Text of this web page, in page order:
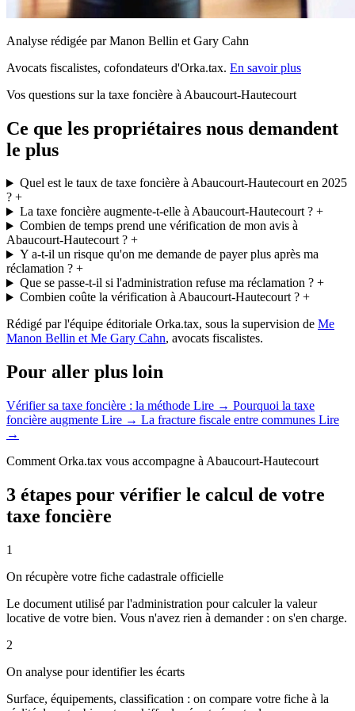
Analyse rédigée par Manon Bellin et Gary Cahn
Avocats fiscalistes, cofondateurs d'Orka.tax. En savoir plus
Vos questions sur la taxe foncière à Abaucourt-Hautecourt
Ce que les propriétaires nous demandent
le plus
Quel est le taux de taxe foncière à Abaucourt-Hautecourt en 2025
? +
La taxe foncière augmente-t-elle à Abaucourt-Hautecourt ?+
Combien de temps prend une vérification de mon avis à
Abaucourt-Hautecourt ? +
Y a-t-il un risque qu'on me demande de payer plus après ma
réclamation ? +
Que se passe-t-il si l'administration refuse ma réclamation ?+
Combien coûte la vérification à Abaucourt-Hautecourt ?+
Rédigé par l'équipe éditoriale Orka.tax, sous la supervision de Me
Manon Bellin et Me Gary Cahn, avocats fiscalistes.
Pour aller plus loin
Vérifier sa taxe foncière : la méthode Lire → Pourquoi la taxe
foncière augmente Lire → La fracture fiscale entre communes Lire
→
Comment Orka.tax vous accompagne à Abaucourt-Hautecourt
3 étapes pour vérifier le calcul de votre
taxe foncière
1
On récupère votre fiche cadastrale officielle
Le document utilisé par l'administration pour calculer la valeur
locative de votre bien. Vous n'avez rien à demander : on s'en charge.
2
On analyse pour identifier les écarts
Surface, équipements, classification : on compare votre fiche à la